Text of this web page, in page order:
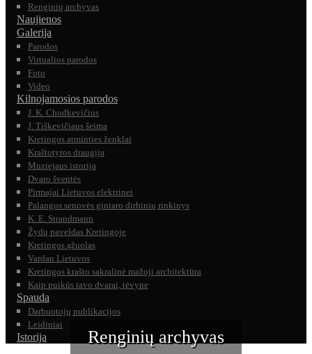
Renginių archyvas
Naujienos
Galerija
Parodos
Virtualios parodos
Foto
Video
Kilnojamosios parodos
J. K. Chodkevičius
J. Tiškevičiaus šeima
Kretingos atminties ženklai
Kraštotyros draugija
Muziejaus istorija
Dvaro šventės
Pirmajai Lietuvos elektrinei
Palangos senovės gintaro dirbinių rinkinys
K. E. Strandmann
Žydų paveldas Kretingoje
Kretingos ąžuolas
Vardan Lietuvos
Kretingos krašto sakralinė mažoji architektūra
Kaip puikūs tavo dvarai, tėvyne
Spauda
Darbuotojų publikacijos
Leidiniai
Istorija Renginių archyvas